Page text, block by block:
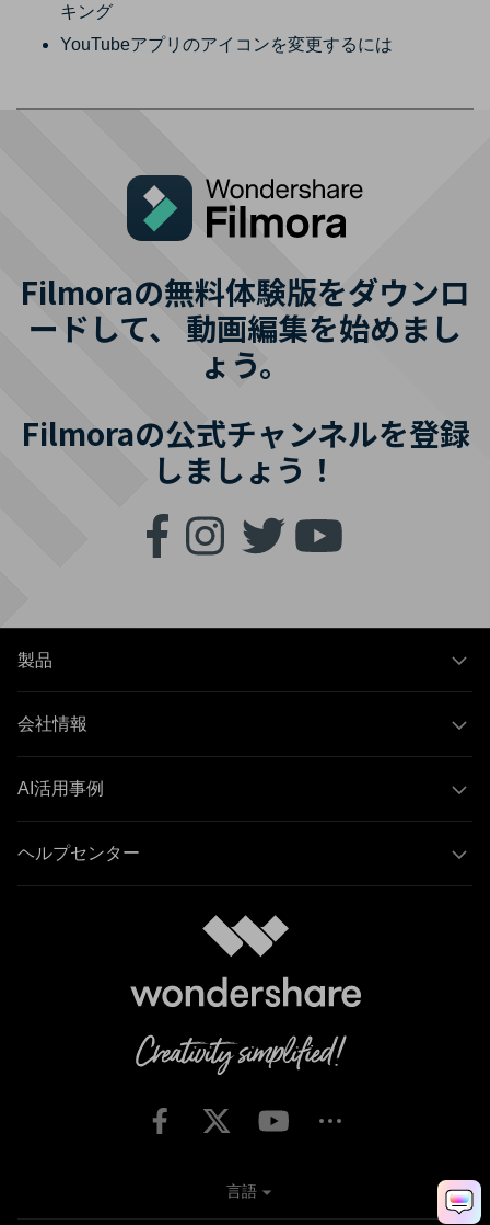
キング
YouTubeアプリのアイコンを変更するには
Filmoraの無料体験版をダウンロ
ードして、 動画編集を始めまし
ょう。
Filmoraの公式チャンネルを登録
しましょう！
製品
会社情報
AI活用事例
ヘルプセンター
言語